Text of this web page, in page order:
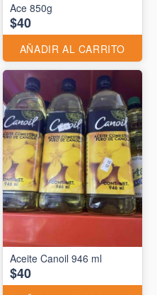
Ace 850g
$40
AÑADIR AL CARRITO
Aceite Canoil 946 ml
$40